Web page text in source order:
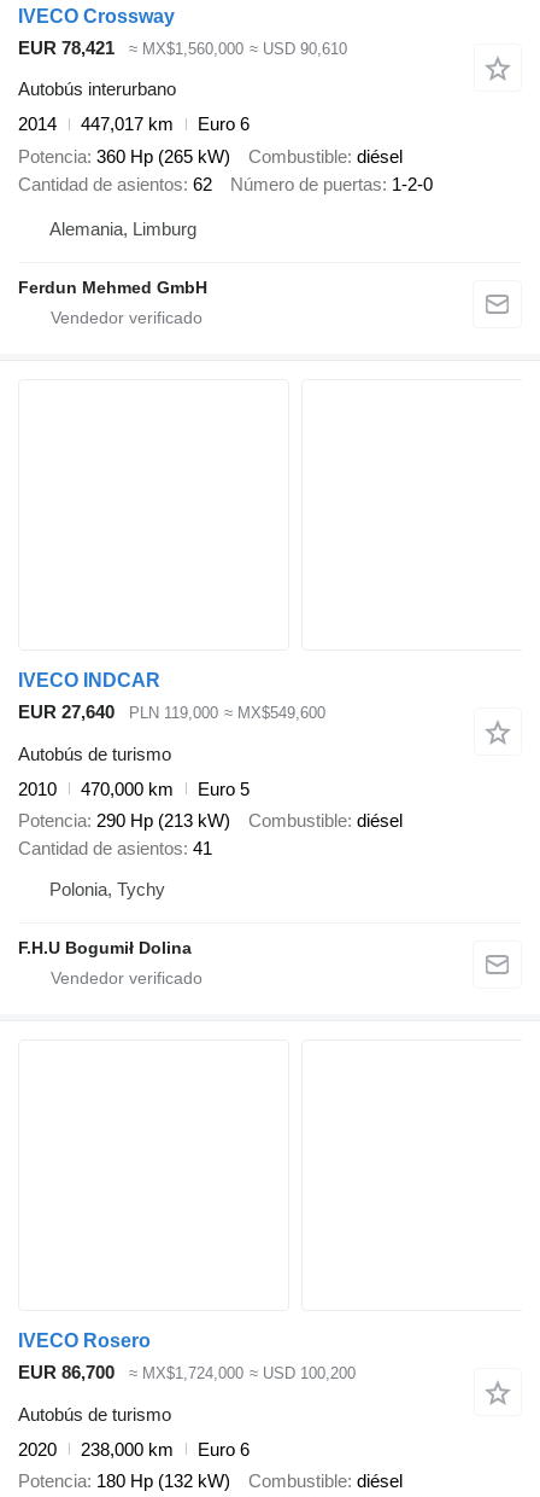
IVECO Crossway
EUR 78,421
≈ MX$1,560,000 ≈ USD 90,610
Autobús interurbano
2014
447,017 km
Euro 6
Potencia 360 Hp (265 kW) Combustible diésel
Cantidad de asientos 62 Número de puertas 1-2-0
Alemania, Limburg
Ferdun Mehmed GmbH
IVECO INDCAR
EUR 27,640
PLN 119,000 ≈ MX$549,600
Autobús de turismo
2010
470,000 km
Euro 5
Potencia 290 Hp (213 kW) Combustible diésel
Cantidad de asientos 41
Polonia, Tychy
F.H.U Bogumił Dolina
IVECO Rosero
EUR 86,700
≈ MX$1,724,000 ≈ USD 100,200
Autobús de turismo
2020
238,000 km
Euro 6
Potencia 180 Hp (132 kW) Combustible diésel